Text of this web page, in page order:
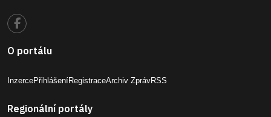
O portálu
InzercePřihlášeníRegistraceArchiv ZprávRSS
Regionální portály